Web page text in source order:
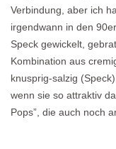
Verbindung, aber ich
irgendwann in den
Speck gewickelt,
Kombination aus
knusprig-salzig
wenn sie so attraktiv
Pops”, die auch noch